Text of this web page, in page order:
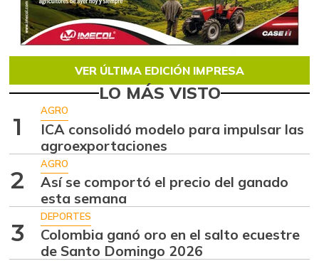
VER ÚLTIMA EDICIÓN IMPRESA
LO MÁS VISTO
1
AGRO
ICA consolidó modelo para impulsar las
agroexportaciones
2
AGRO
Así se comportó el precio del ganado
esta semana
3
DEPORTES
Colombia ganó oro en el salto ecuestre
de Santo Domingo 2026